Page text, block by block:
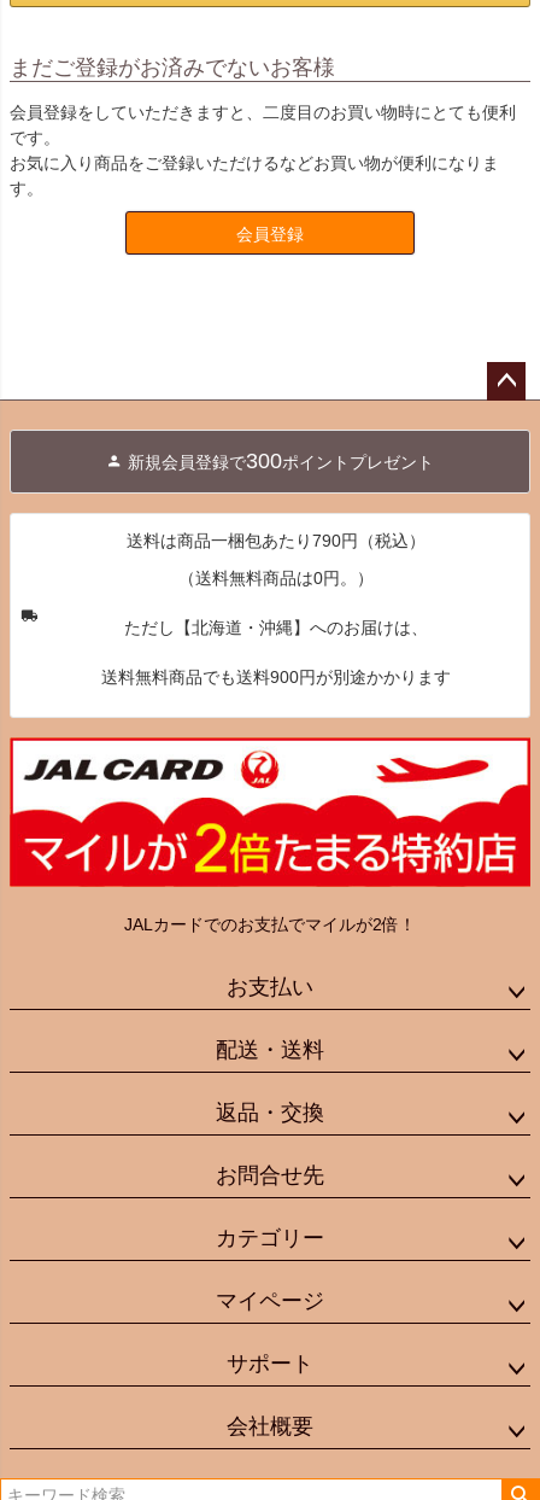
まだご登録がお済みでないお客様
会員登録をしていただきますと、二度目のお買い物時にとても便利
です。
お気に入り商品をご登録いただけるなどお買い物が便利になりま
す。
会員登録
へ
新規会員登録で300ポイントプレゼント
送料は商品一梱包あたり790円（税込）
（送料無料商品は0円。）
ただし【北海道・沖縄】へのお届けは、
送料無料商品でも送料900円が別途かかります
JALカードでのお支払でマイルが2倍！
お支払い
配送・送料
返品・交換
お問合せ先
カテゴリー
マイページ
サポート
会社概要